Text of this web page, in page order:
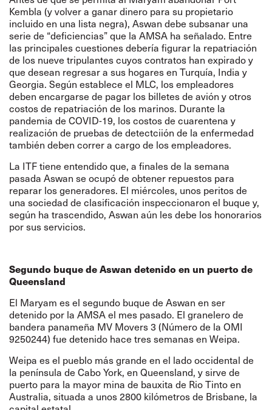
Kembla (y volver a ganar dinero para su propietario
incluido en una lista negra), Aswan debe subsanar una
serie de “deficiencias” que la AMSA ha señalado. Entre
las principales cuestiones debería figurar la repatriación
de los nueve tripulantes cuyos contratos han expirado y
que desean regresar a sus hogares en Turquía, India y
Georgia. Según establece el MLC, los empleadores
deben encargarse de pagar los billetes de avión y otros
costos de repatriación de los marinos. Durante la
pandemia de COVID-19, los costos de cuarentena y
realización de pruebas de detectciión de la enfermedad
también deben correr a cargo de los empleadores.
La ITF tiene entendido que, a finales de la semana
pasada Aswan se ocupó de obtener repuestos para
reparar los generadores. El miércoles, unos peritos de
una sociedad de clasificación inspeccionaron el buque y,
según ha trascendido, Aswan aún les debe los honorarios
por sus servicios.
Segundo buque de Aswan detenido en un puerto de
Queensland
El Maryam es el segundo buque de Aswan en ser
detenido por la AMSA el mes pasado. El granelero de
bandera panameña MV Movers 3 (Número de la OMI
9250244) fue detenido hace tres semanas en Weipa.
Weipa es el pueblo más grande en el lado occidental de
la península de Cabo York, en Queensland, y sirve de
puerto para la mayor mina de bauxita de Rio Tinto en
Australia, situada a unos 2800 kilómetros de Brisbane, la